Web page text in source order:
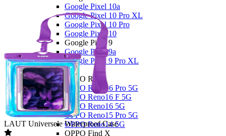
Google Pixel 10a
Google Pixel 10 Pro XL
Google Pixel 10 Pro
Google Pixel 10
Google Pixel 9
Google Pixel 9a
Google Pixel 9 Pro XL
OPPO
OPPO Reno
OPPO Reno16 Pro 5G
OPPO Reno16 F 5G
OPPO Reno16 5G
OPPO Reno15 Pro 5G
OPPO Reno14 5G
OPPO Find X
LAUT Universele Waterproof Case